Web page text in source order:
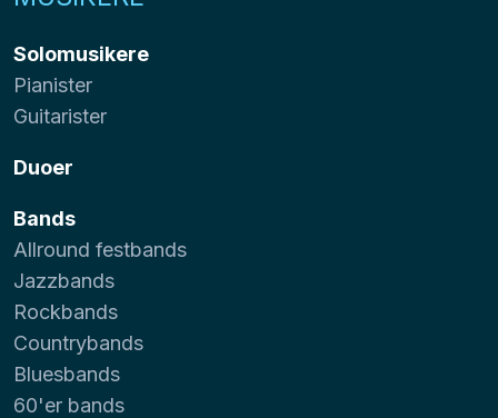
Solomusikere
Pianister
Guitarister
Duoer
Bands
Allround festbands
Jazzbands
Rockbands
Countrybands
Bluesbands
60'er bands